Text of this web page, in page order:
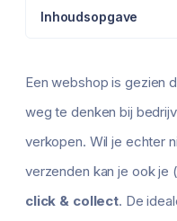
Inhoudsopgave
Een webshop is gezien
weg te denken bij
verkopen. Wil je echter
verzenden kan je ook je
click & collect. De